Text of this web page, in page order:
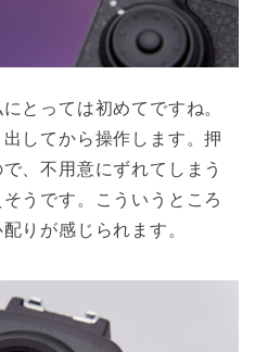
とっては初めてですね。
してから操作します。押
、不用意にずれてしまう
うです。こういうところ
りが感じられます。